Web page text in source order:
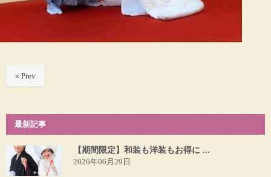
« Prev
最新記事
【期間限定】和装も洋装もお得に ...
2026年06月29日